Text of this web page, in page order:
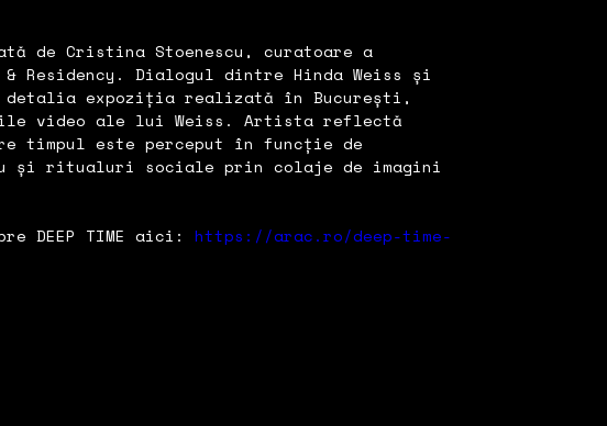
de Cristina Stoenescu, curatoare a
& Residency. Dialogul dintre Hinda Weiss și
detalia expoziția realizată în București,
video ale lui Weiss. Artista reflectă
timpul este perceput în funcție de
și ritualuri sociale prin colaje de imagini
DEEP TIME aici:https://arac.ro/deep-time-